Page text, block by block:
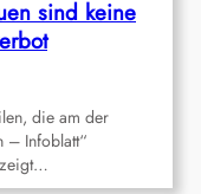
sind keine
die am der
– Infoblatt“